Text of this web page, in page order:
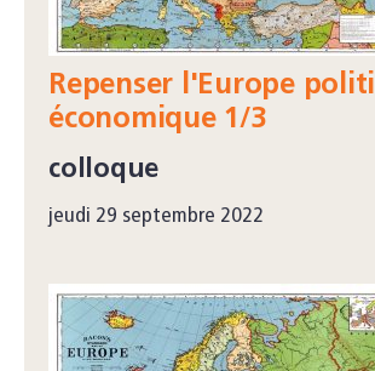
Repenser l'Europe
économique 1/3
colloque
jeudi 29 septembre 2022